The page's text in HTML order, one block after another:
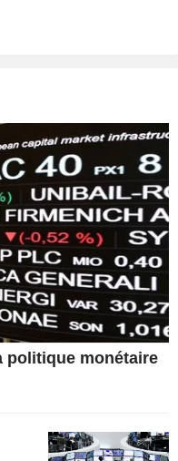
politique monétaire